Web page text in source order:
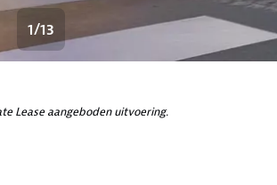
1/13
Lease aangeboden uitvoering.